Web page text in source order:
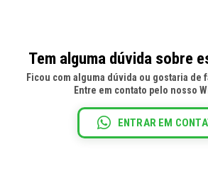
Tem alguma dúvida sobre
Ficou com alguma dúvida ou gostaria de
Entre em contato pelo nosso
ENTRAR EM